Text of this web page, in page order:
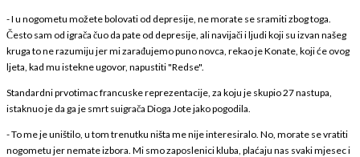
- I u nogometu možete bolovati od depresije, ne morate se sramiti zbog toga.
Često sam od igrača čuo da pate od depresije, ali navijači i ljudi koji su izvan našeg
kruga to ne razumiju jer mi zarađujemo puno novca, rekao je Konate, koji će ovog
ljeta, kad mu istekne ugovor, napustiti "Redse".
Standardni prvotimac francuske reprezentacije, za koju je skupio 27 nastupa,
istaknuo je da ga je smrt suigrača Dioga Jote jako pogodila.
- To me je uništilo, u tom trenutku ništa me nije interesiralo. No, morate se vratiti
nogometu jer nemate izbora. Mi smo zaposlenici kluba, plaćaju nas svaki mjesec i